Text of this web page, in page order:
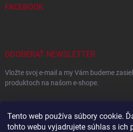
Tento web používa súbory cookie.
tohto webu vyjadrujete súhlas s ich
FACEBOOK
ODOBERAŤ NEWSLETTER
Vložte svoj e-mail a my Vám budeme
produktoch na našom e-shope.